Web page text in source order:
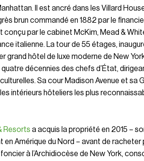
Il est ancré dans les Villard
brun commandé en 1882 par le
conçu par le cabinet McKim, Mead &
italienne. La tour de 55 étages,
grand hôtel de luxe moderne de New
quatre décennies des chefs d’État,
Sa cour Madison Avenue et sa
intérieurs hôteliers les plus
Resorts a acquis la propriété en 2015 –
en Amérique du Nord – avant de racheter
à l’Archidiocèse de New York,